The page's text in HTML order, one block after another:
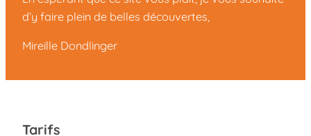
d’y faire plein de belles découvertes,
Mireille Dondlinger
Tarifs